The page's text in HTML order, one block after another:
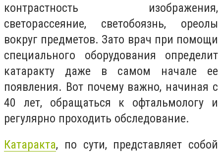
контрастность изображения,
светорассеяние, светобоязнь, ореолы
вокруг предметов. Зато врач при помощи
специального оборудования определит
катаракту даже в самом начале ее
появления. Вот почему важно, начиная с
40 лет, обращаться к офтальмологу и
регулярно проходить обследование.
Катаракта, по сути, представляет собой